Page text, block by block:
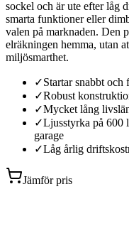
sockel och är ute efter låg
smarta funktioner eller
valen på marknaden. Den
elräkningen hemma, utan
miljösmarthet.
✓Startar snabbt
✓Robust
✓Mycket lång
✓Ljusstyrka på 600
garage
✓Låg årlig
Jämför pris